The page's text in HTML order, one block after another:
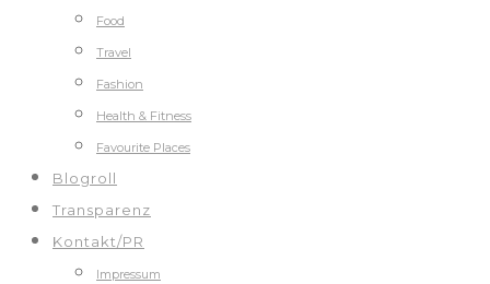
Food
Travel
Fashion
Health & Fitness
Favourite Places
Blogroll
Transparenz
Kontakt/PR
Impressum